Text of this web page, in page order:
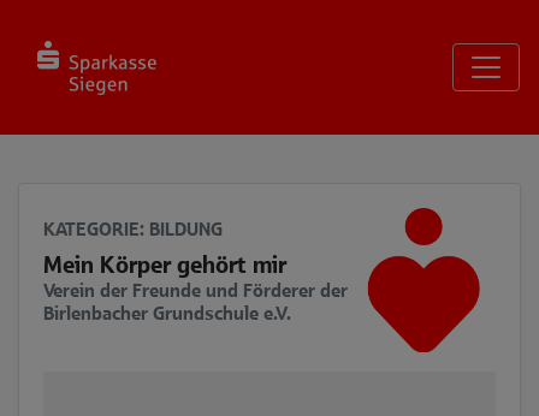
KATEGORIE: BILDUNG
Mein Körper gehört mir
Verein der Freunde und Förderer der
Birlenbacher Grundschule e.V.